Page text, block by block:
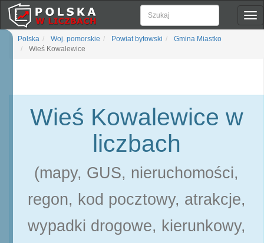
Polska Woj. pomorskie Powiat bytowski
Gmina Miastko
Wieś Kowalewice
Wieś Kowalewice w
liczbach
(mapy, GUS, nieruchomości,
regon, kod pocztowy, atrakcje,
wypadki drogowe, kierunkowy,